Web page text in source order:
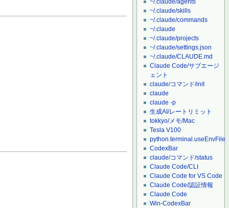
~/.claude/agents
~/.claude/skills
~/.claude/commands
~/.claude
~/.claude/projects
~/.claude/settings.json
~/.claude/CLAUDE.md
Claude Code/サブエージ
ェント
claude/コマンド/init
claude
claude -p
生成AI/レートリミット
tokkyo/メモ/Mac
Tesla V100
python.terminal.useEnvFile
CodexBar
claude/コマンド/status
Claude Code/CLI
Claude Code for VS Code
Claude Code/認証情報
Claude Code
Win-CodexBar